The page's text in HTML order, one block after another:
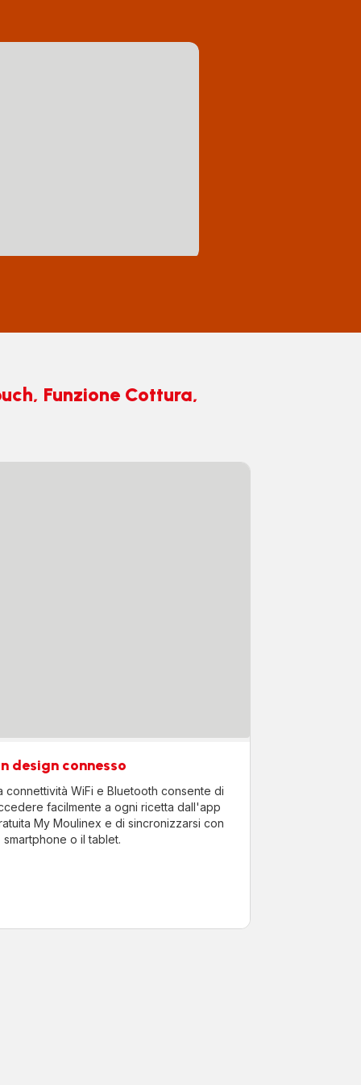
Funzione Cottura,
design connesso
connettività WiFi e Bluetooth consente di
facilmente a ogni ricetta dall'app
My Moulinex e di sincronizzarsi con
smartphone o il tablet.